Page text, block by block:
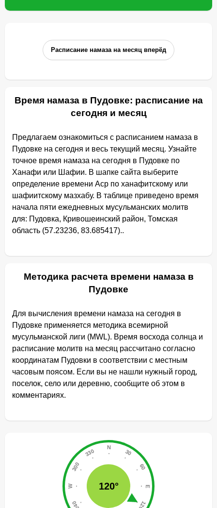
Расписание намаза на месяц вперёд
Время намаза в Пудовке: расписание на
сегодня и месяц
Предлагаем ознакомиться с расписанием намаза в
Пудовке на сегодня и весь текущий месяц. Узнайте
точное время намаза на сегодня в Пудовке по
Ханафи или Шафии. В шапке сайта выберите
определение времени Аср по ханафитскому или
шафиитскому мазхабу. В таблице приведено время
начала пяти ежедневных мусульманских молитв
для: Пудовка, Кривошеинский район, Томская
область (57.23236, 83.685417)..
Методика расчета времени намаза в
Пудовке
Для вычисления времени намаза на сегодня в
Пудовке применяется методика всемирной
мусульманской лиги (MWL). Время восхода солнца и
расписание молитв на месяц рассчитано согласно
координатам Пудовки в соответствии с местным
часовым поясом. Если вы не нашли нужный город,
поселок, село или деревню, сообщите об этом в
комментариях.
120°